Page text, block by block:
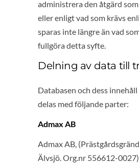
administrera den åtgärd
eller enligt vad som krävs
sparas inte längre än vad
fullgöra detta syfte.
Delning av data till
Databasen och dess
delas med följande parter:
Admax AB
Admax AB,
Älvsjö. Org.nr 556612-